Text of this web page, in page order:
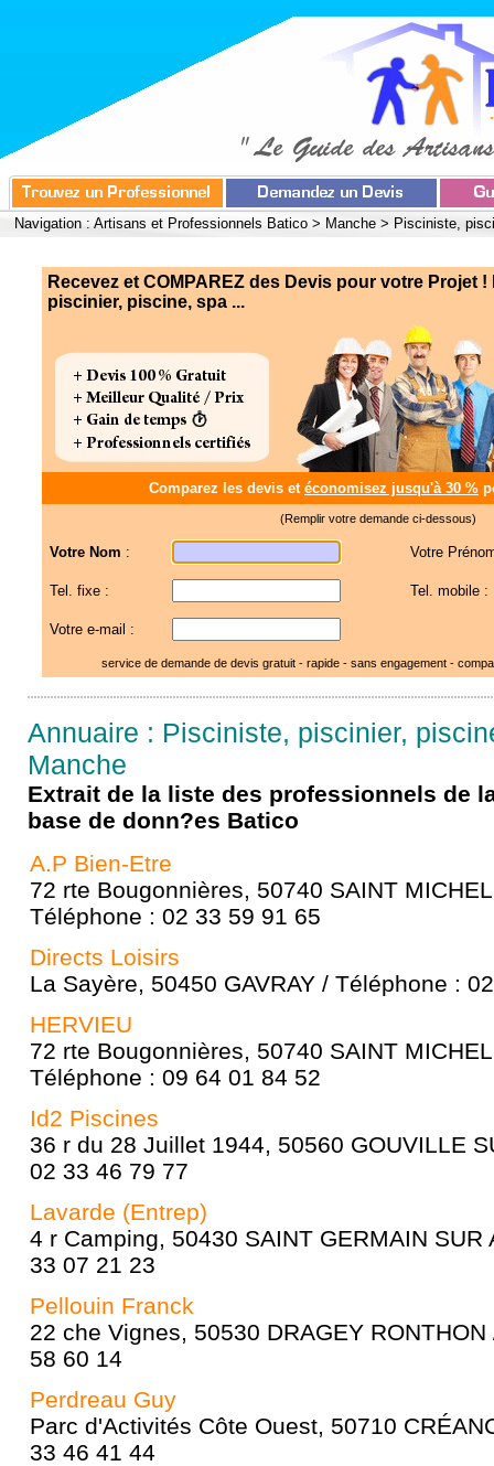
Navigation : Artisans et Professionnels Batico > Manche > Pisciniste,
Recevez et COMPAREZ des Devis pour votre Projet
piscinier, piscine, spa ...
Comparez les devis et économisez jusqu'à 30 %
(Remplir votre demande ci-dessous)
Votre Nom : Votre
Tel. fixe : Tel. mobile :
Votre e-mail :
service de demande de devis gratuit - rapide - sans engagement -
Annuaire : Pisciniste, piscinier,
Manche
Extrait de la liste des professionnels de
base de donn?es Batico
A.P Bien-Etre
72 rte Bougonnières, 50740 SAINT
Téléphone : 02 33 59 91 65
Directs Loisirs
La Sayère, 50450 GAVRAY / Téléphone :
HERVIEU
72 rte Bougonnières, 50740 SAINT
Téléphone : 09 64 01 84 52
Id2 Piscines
36 r du 28 Juillet 1944, 50560 GOUVILLE
02 33 46 79 77
Lavarde (Entrep)
4 r Camping, 50430 SAINT GERMAIN SUR
33 07 21 23
Pellouin Franck
22 che Vignes, 50530 DRAGEY
58 60 14
Perdreau Guy
Parc d'Activités Côte Ouest, 50710
33 46 41 44